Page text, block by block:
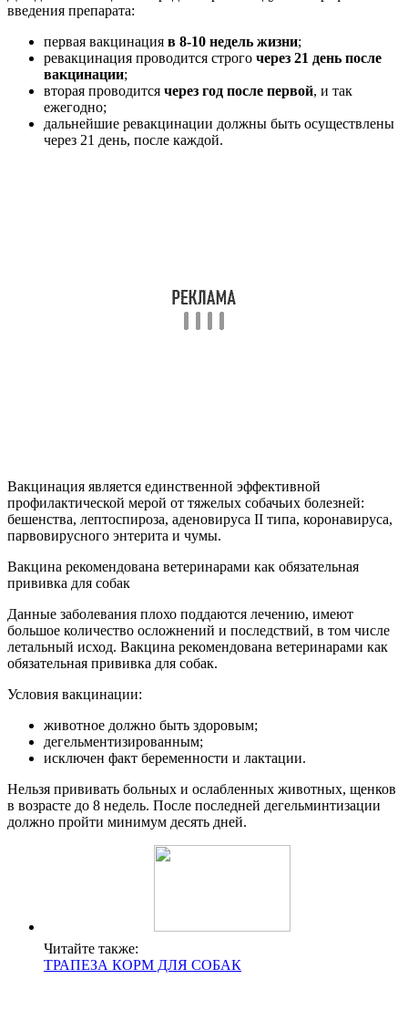
введения препарата:
первая вакцинация в 8-10 недель жизни;
ревакцинация проводится строго через 21 день после
вакцинации;
вторая проводится через год после первой, и так
ежегодно;
дальнейшие ревакцинации должны быть осуществлены
через 21 день, после каждой.
Вакцинация является единственной эффективной
профилактической мерой от тяжелых собачьих болезней:
бешенства, лептоспироза, аденовируса II типа, коронавируса,
парвовирусного энтерита и чумы.
Вакцина рекомендована ветеринарами как обязательная
прививка для собак
Данные заболевания плохо поддаются лечению, имеют
большое количество осложнений и последствий, в том числе
летальный исход. Вакцина рекомендована ветеринарами как
обязательная прививка для собак.
Условия вакцинации:
животное должно быть здоровым;
дегельментизированным;
исключен факт беременности и лактации.
Нельзя прививать больных и ослабленных животных, щенков
в возрасте до 8 недель. После последней дегельминтизации
должно пройти минимум десять дней.
Читайте также:
ТРАПЕЗА КОРМ ДЛЯ СОБАК